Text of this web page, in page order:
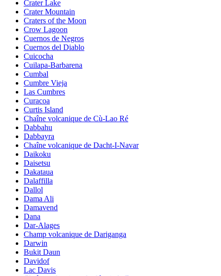
Crater Lake
Crater Mountain
Craters of the Moon
Crow Lagoon
Cuernos de Negros
Cuernos del Diablo
Cuicocha
Cuilapa-Barbarena
Cumbal
Cumbre Vieja
Las Cumbres
Curacoa
Curtis Island
Chaîne volcanique de Cù-Lao Ré
Dabbahu
Dabbayra
Chaîne volcanique de Dacht-I-Navar
Daikoku
Daisetsu
Dakataua
Dalaffilla
Dallol
Dama Ali
Damavend
Dana
Dar-Alages
Champ volcanique de Dariganga
Darwin
Bukit Daun
Davidof
Lac Davis